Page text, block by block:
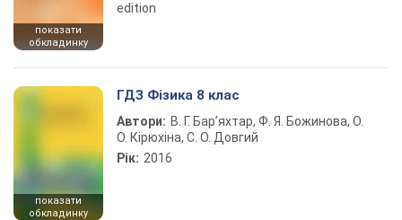
показати
обкладинку
edition
показати
обкладинку
ГДЗ Фізика 8 клас
Автори: В. Г. Бар’яхтар, Ф. Я. Божинова, О.
О. Кірюхіна, С. О. Довгий
Рік: 2016